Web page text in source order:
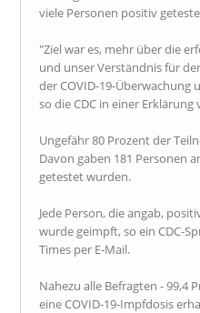
viele Personen positiv
"Ziel war es, mehr über die
und unser Verständnis für
der COVID-19-Überwachung
so die CDC in einer Erklärung
Ungefähr 80 Prozent der
Davon gaben 181 Personen
getestet wurden.
Jede Person, die angab,
wurde geimpft, so ein CDC-
Times per E-Mail.
Nahezu alle Befragten - 99,4
eine COVID-19-Impfdosis